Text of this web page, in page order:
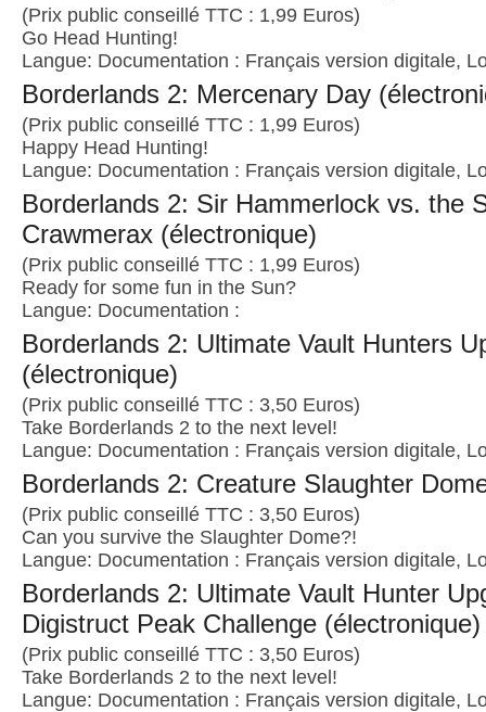
(Prix public conseillé TTC : 1,99 Euros)
Go Head Hunting!
Langue: Documentation : Français version digitale,
Borderlands 2: Mercenary Day
(Prix public conseillé TTC : 1,99 Euros)
Happy Head Hunting!
Langue: Documentation : Français version digitale,
Borderlands 2: Sir Hammerlock vs. the
Crawmerax (électronique)
(Prix public conseillé TTC : 1,99 Euros)
Ready for some fun in the Sun?
Langue: Documentation :
Borderlands 2: Ultimate Vault Hunters
(électronique)
(Prix public conseillé TTC : 3,50 Euros)
Take Borderlands 2 to the next level!
Langue: Documentation : Français version digitale,
Borderlands 2: Creature Slaughter
(Prix public conseillé TTC : 3,50 Euros)
Can you survive the Slaughter Dome?!
Langue: Documentation : Français version digitale,
Borderlands 2: Ultimate Vault Hunter
Digistruct Peak Challenge (électronique)
(Prix public conseillé TTC : 3,50 Euros)
Take Borderlands 2 to the next level!
Langue: Documentation : Français version digitale,